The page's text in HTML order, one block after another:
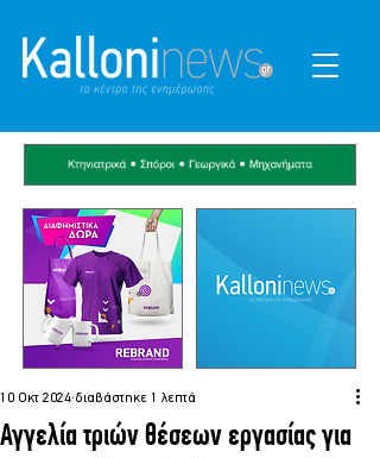
Αγγελία τριών θέσεων εργασίας για
10 Οκτ 2024 διαβάστηκε 1 λεπτά